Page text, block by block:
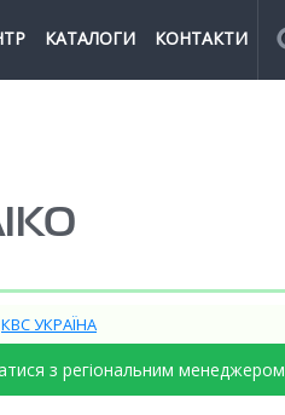
КАТАЛОГИ КОНТАКТИ
КВС УКРАЇНА
з регіональним менеджером